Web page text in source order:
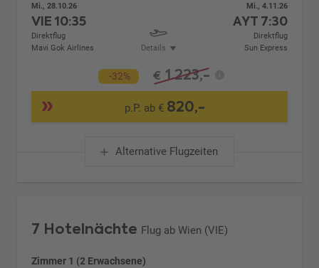
Mi., 28.10.26
VIE10:35
Direktflug
Mavi Gok Airlines
Details
Mi., 4.11.26
AYT 7:30
Direktflug
Sun Express
-32% € 1.223,-
p.P. ab € 820,-
Alternative Flugzeiten
7 Hotelnächte Flug ab Wien (VIE)
Zimmer 1 (2 Erwachsene)